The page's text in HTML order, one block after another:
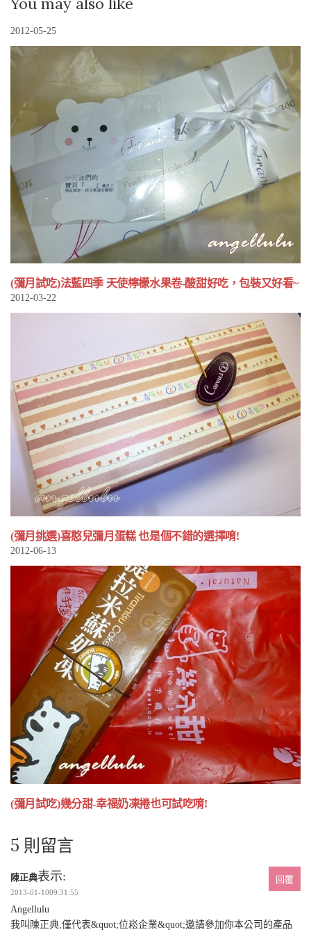
2012-05-25
(彌月試吃)法藍四季 天使檸檬水果卷-酸甜好吃，包裝又好看~
2012-03-22
(彌月挑選)喜憨兒彌月蛋糕 也是個不錯的選擇唷!
2012-06-13
(彌月試吃)幾分甜-幸福奶凍捲也可試吃唷!
5 則留言
陳正典表示:
2013-01-1009:31:55
Angellulu
我叫陳正典,僅代表&quot;位崧企業&quot;邀請參加你本公司的產品
回覆